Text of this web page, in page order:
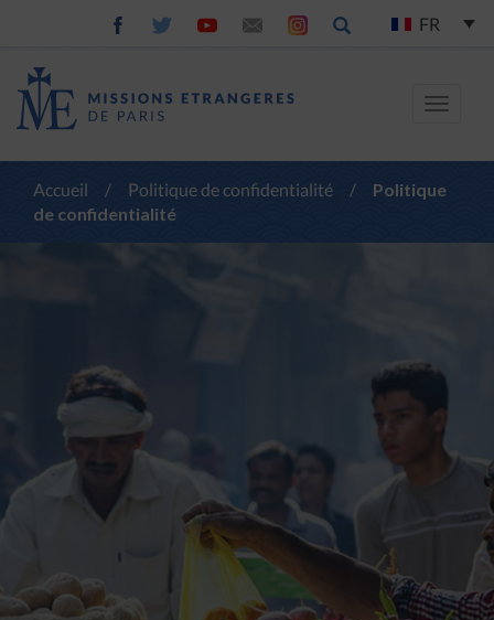
FR
Toggle
Accueil / Politique de confidentialité /
Politique
de confidentialité